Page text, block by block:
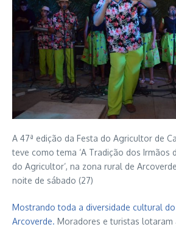
A 47ª edição da Festa do Agricultor de
teve como tema ‘A Tradição dos Irmãos
do Agricultor’, na zona rural de
noite de sábado (27)
Mostrando toda a diversidade cultural
Arcoverde. Moradores e turistas lotaram